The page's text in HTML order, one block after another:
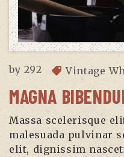
by 292 Vintage
MAGNA
Massa scelerisque
malesuada pulvinar
elit, dignissim